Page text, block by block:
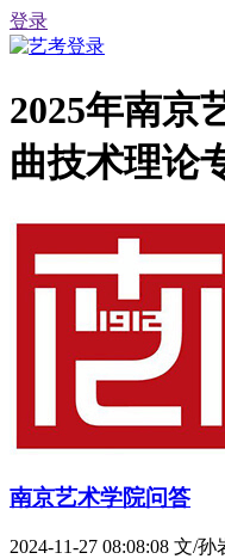
登录
2025年南京
曲技术理论
南京艺术学院问答
2024-11-27 08:08:08 文/孙